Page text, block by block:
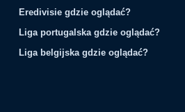
Eredivisie gdzie oglądać?
Liga portugalska gdzie oglądać?
Liga belgijska gdzie oglądać?